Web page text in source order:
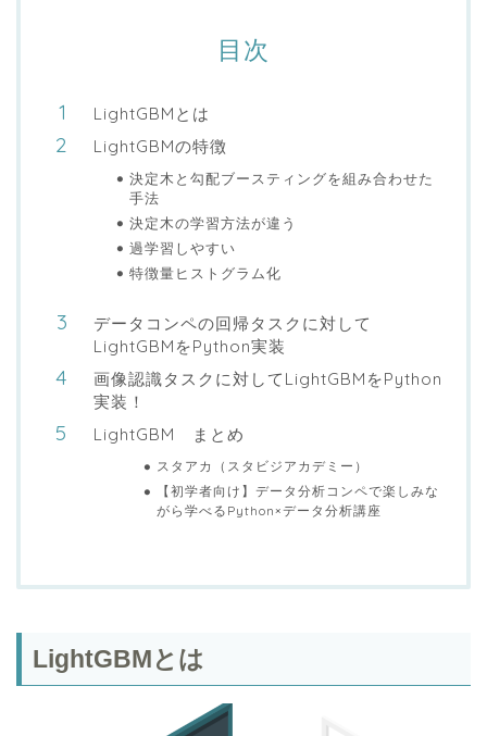
目次
LightGBMとは
LightGBMの特徴
決定木と勾配ブースティングを組み合わせた
手法
決定木の学習方法が違う
過学習しやすい
特徴量ヒストグラム化
データコンペの回帰タスクに対して
LightGBMをPython実装
画像認識タスクに対してLightGBMをPython
実装！
LightGBM まとめ
スタアカ（スタビジアカデミー）
【初学者向け】データ分析コンペで楽しみな
がら学べるPython×データ分析講座
LightGBMとは